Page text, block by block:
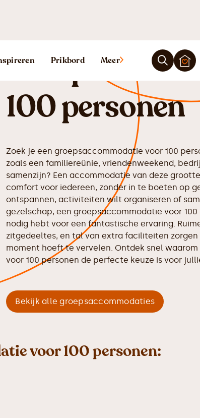
Prikbord Meer
100 personen
Zoek je een groepsaccommodatie voor 100
zoals een familiereünie, vriendenweekend,
samenzijn? Een accommodatie van deze
comfort voor iedereen, zonder in te boeten op
ontspannen, activiteiten wilt organiseren of
gezelschap, een groepsaccommodatie voor
nodig hebt voor een fantastische ervaring.
zitgedeeltes, en tal van extra faciliteiten
moment hoeft te vervelen. Ontdek snel
voor 100 personen de perfecte keuze is voor
Bekijk alle groepsaccommodaties
voor 100 personen: